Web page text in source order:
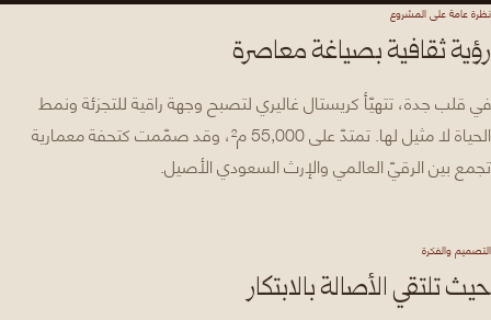
نظرة عامة على المشروع
رؤية ثقافية بصياغة معاصرة
في قلب جدة، تتهيّأ كريستال غاليري لتصبح وجهة راقية للتجزئة ونمط
الحياة لا مثيل لها. تمتدّ على 55,000 م²، وقد صمّمت كتحفة معمارية
تجمع بين الرقيّ العالمي والإرث السعودي الأصيل.
التصميم والفكرة
حيث تلتقي الأصالة بالابتكار